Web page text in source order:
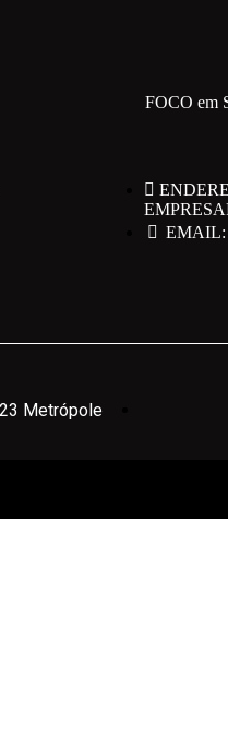
FOCO em
EMAIL:
Metrópole